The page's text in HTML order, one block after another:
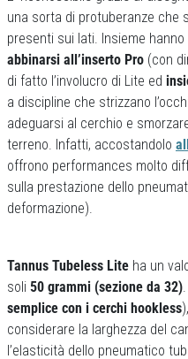
una sorta di protuberanze che
presenti sui lati. Insieme
abbinarsi all’inserto Pro (con
di fatto l’involucro di Lite ed
a discipline che strizzano
adeguarsi al cerchio e
terreno. Infatti, accostandolo
offrono performances molto
sulla prestazione dello
deformazione).
Tannus Tubeless Lite ha un
soli 50 grammi (sezione da 32)
semplice con i cerchi hookless
considerare la larghezza del
l’elasticità dello pneumatico